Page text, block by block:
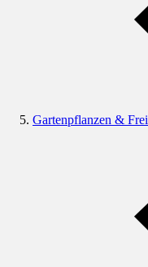
Gartenpflanzen &